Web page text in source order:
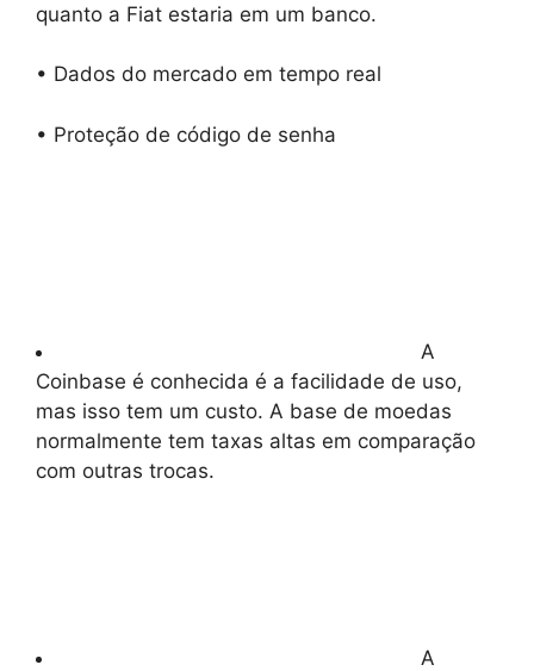
quanto a Fiat estaria em um banco.
• Dados do mercado em tempo real
• Proteção de código de senha
A
Coinbase é conhecida é a facilidade de uso,
mas isso tem um custo. A base de moedas
normalmente tem taxas altas em comparação
com outras trocas.
A